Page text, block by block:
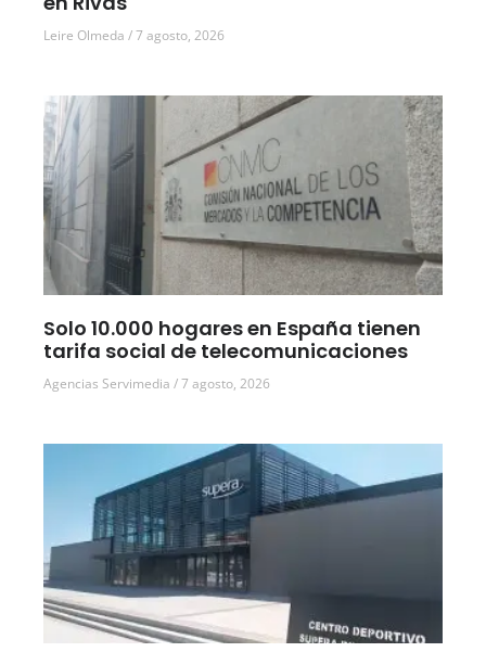
Leire Olmeda 7 agosto, 2026
Solo 10.000 hogares en España tienen
tarifa social de telecomunicaciones
Agencias Servimedia 7 agosto, 2026